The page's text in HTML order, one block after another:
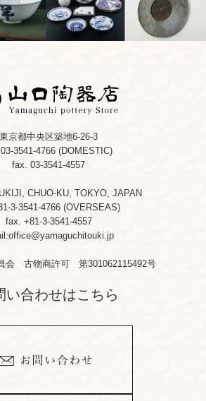
東京都中央区築地6-26-3
3541-4766 (DOMESTIC)
fax. 03-3541-4557
CHUO-KU, TOKYO, JAPAN
3-3541-4766 (OVERSEAS)
fax. +81-3-3541-4557
会 古物商許可 第301062115492号
い合わせはこちら